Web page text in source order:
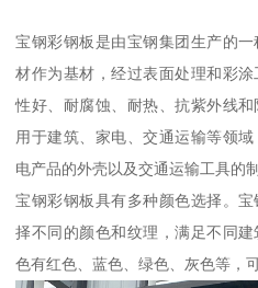
宝钢彩钢板是由宝钢集团生产的
材作为基材，经过表面处理和彩
性好、耐腐蚀、耐热、抗紫外线
用于建筑、家电、交通运输等领
电产品的外壳以及交通运输工具的制
宝钢彩钢板具有多种颜色选择。
择不同的颜色和纹理，满足不同
色有红色、蓝色、绿色、灰色等，